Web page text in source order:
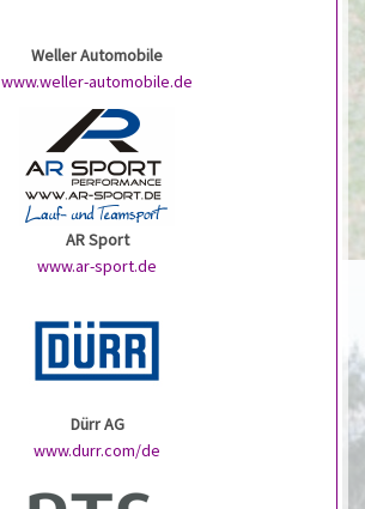
Weller Automobile
www.weller-automobile.de
AR Sport
www.ar-sport.de
Dürr AG
www.durr.com/de